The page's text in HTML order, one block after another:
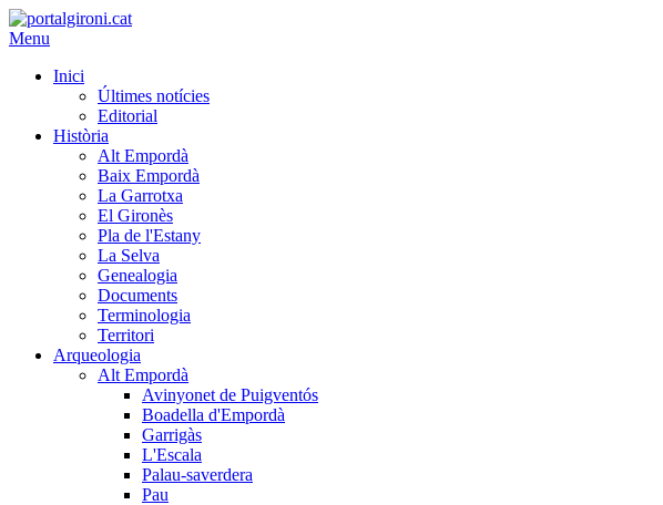
Menu
Inici
Últimes notícies
Editorial
Història
Alt Empordà
Baix Empordà
La Garrotxa
El Gironès
Pla de l'Estany
La Selva
Genealogia
Documents
Terminologia
Territori
Arqueologia
Alt Empordà
Avinyonet de Puigventós
Boadella d'Empordà
Garrigàs
L'Escala
Palau-saverdera
Pau